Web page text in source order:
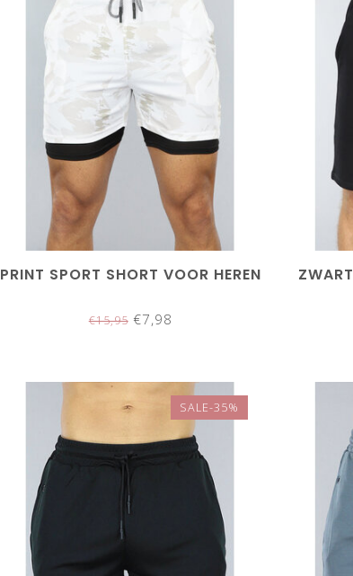
PRINT SPORT SHORT VOOR HEREN
€15,95€7,98
SALE-35%